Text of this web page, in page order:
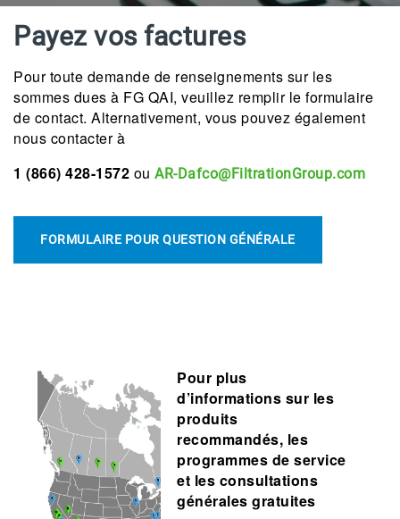
Payez vos factures
Pour toute demande de renseignements sur les
sommes dues à FG QAI, veuillez remplir le formulaire
de contact. Alternativement, vous pouvez également
nous contacter à
1 (866) 428-1572 ou AR-Dafco@FiltrationGroup.com
FORMULAIRE POUR QUESTION GÉNÉRALE
Pour plus
d’informations sur les
produits
recommandés, les
programmes de service
et les consultations
générales gratuites